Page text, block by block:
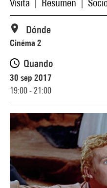
Visita Resumen
Dónde
Cinéma 2
Quando
30 sep 2017
19:00 - 21:00